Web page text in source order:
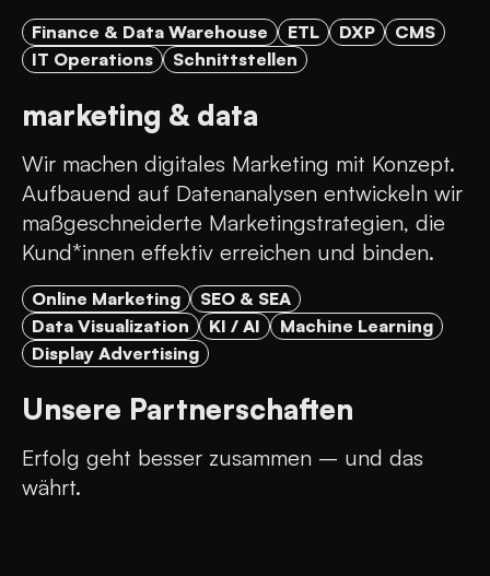
Finance & Data Warehouse ETL DXP
CMS
IT Operations
Schnittstellen
marketing & data
Wir machen digitales Marketing mit Konzept.
Aufbauend auf Datenanalysen entwickeln wir
maßgeschneiderte Marketingstrategien, die
Kund*innen effektiv erreichen und binden.
Online Marketing
SEO & SEA
Data Visualization
KI / AI
Machine Learning
Display Advertising
Unsere Partnerschaften
Erfolg geht besser zusammen – und das
währt.